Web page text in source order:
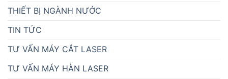
THIẾT BỊ NGÀNH NƯỚC
TIN TỨC
TƯ VẤN MÁY CẮT LASER
TƯ VẤN MÁY HÀN LASER